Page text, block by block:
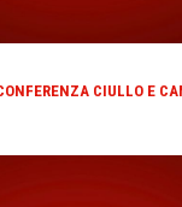
CIULLO E